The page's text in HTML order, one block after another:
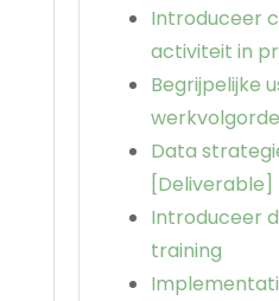
Introduceer
activiteit in
Begrijpelijke
werkvolgorde
Data
[Deliverable]
Introduceer
training